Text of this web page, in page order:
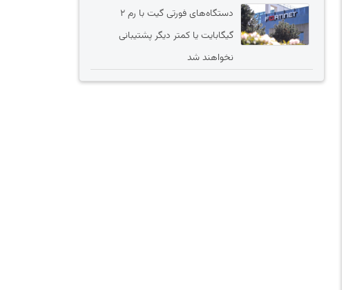
دستگاه‌های فورتی گیت با رم 2
گیگابایت یا کمتر دیگر پشتیبانی
نخواهند شد